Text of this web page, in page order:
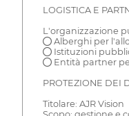
LOGISTICA E
L'organizzazione
● Alberghi per
● Istituzioni
● Entità partner
PROTEZIONE DEI
Titolare: AJR Vision